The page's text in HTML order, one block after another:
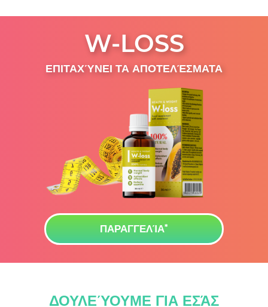
W-LOSS
ΕΠΙΤΑΧΎΝΕΙ ΤΑ ΑΠΟΤΕΛΈΣΜΑΤΑ
ΠΑΡΑΓΓΕΛΊΑ
ΔΟΥΛΕΎΟΥΜΕ ΓΙΑ ΕΣΆΣ